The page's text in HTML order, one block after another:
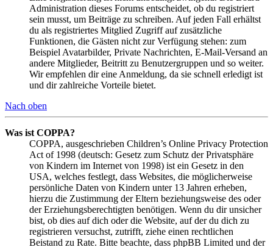
Administration dieses Forums entscheidet, ob du registriert
sein musst, um Beiträge zu schreiben. Auf jeden Fall erhältst
du als registriertes Mitglied Zugriff auf zusätzliche
Funktionen, die Gästen nicht zur Verfügung stehen: zum
Beispiel Avatarbilder, Private Nachrichten, E-Mail-Versand an
andere Mitglieder, Beitritt zu Benutzergruppen und so weiter.
Wir empfehlen dir eine Anmeldung, da sie schnell erledigt ist
und dir zahlreiche Vorteile bietet.
Nach oben
Was ist COPPA?
COPPA, ausgeschrieben Children’s Online Privacy Protection
Act of 1998 (deutsch: Gesetz zum Schutz der Privatsphäre
von Kindern im Internet von 1998) ist ein Gesetz in den
USA, welches festlegt, dass Websites, die möglicherweise
persönliche Daten von Kindern unter 13 Jahren erheben,
hierzu die Zustimmung der Eltern beziehungsweise des oder
der Erziehungsberechtigten benötigen. Wenn du dir unsicher
bist, ob dies auf dich oder die Website, auf der du dich zu
registrieren versuchst, zutrifft, ziehe einen rechtlichen
Beistand zu Rate. Bitte beachte, dass phpBB Limited und der